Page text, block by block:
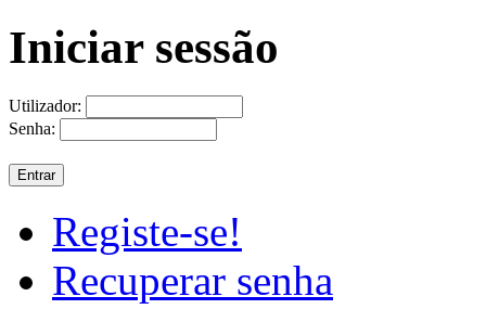
Iniciar sessão
Utilizador:
Senha:
Registe-se!
Recuperar senha